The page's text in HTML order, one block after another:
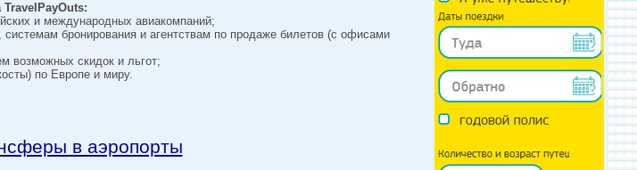
и международных авиакомпаний;
бронирования и агентствам по продаже билетов (с офисами
возможных скидок и льгот;
по Европе и миру.
в аэропорты